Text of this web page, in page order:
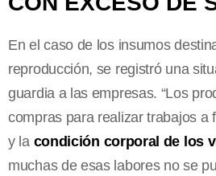
En el caso de los insumos
reproducción, se registró una
guardia a las empresas. “Los
compras para realizar trabajos a
y la condición corporal de los
muchas de esas labores no se